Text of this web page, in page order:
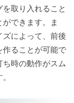
取り入れること
できます。ま
ズによって、前後
作ることが可能で
時の動作がスム